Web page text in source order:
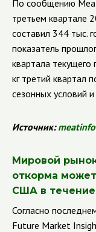
По сообщению
третьем квартале
составил 344 тыс.
показатель
квартала
кг третий квартал
сезонных условий
Источник:
Мировой
откорма
США в
Согласно
Future Market